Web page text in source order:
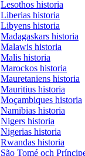
Lesothos historia
Liberias historia
Libyens historia
Madagaskars historia
Malawis historia
Malis historia
Marockos historia
Mauretaniens historia
Mauritius historia
Moçambiques historia
Namibias historia
Nigers historia
Nigerias historia
Rwandas historia
São Tomé och